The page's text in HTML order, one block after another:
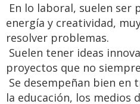
En lo laboral, suelen ser
energía y creatividad,
resolver problemas.
Suelen tener ideas
proyectos que no
Se desempeñan bien en
la educación, los medios